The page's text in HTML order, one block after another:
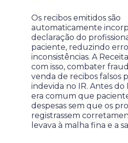
Os recibos emitidos são
automaticamente
declaração do
paciente, reduzindo
inconsistências. A
com isso, combater
venda de recibos falsos
indevida no IR. Antes do
era comum que
despesas sem que os
registrassem
levava à malha fina e a